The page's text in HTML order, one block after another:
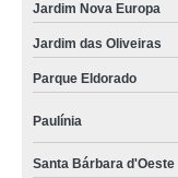
Jardim Nova Europa
Jardim das Oliveiras
Parque Eldorado
Paulínia
Santa Bárbara d'Oeste